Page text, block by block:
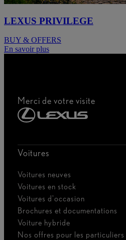
LEXUS PRIVILEGE
BUY & OFFERS
En savoir plus
Merci de votre visite
Voitures
Voitures neuves
Voitures en stock
Voitures d'occasion
Brochures et documentations
Voiture hybride
Nos offres pour les particuliers